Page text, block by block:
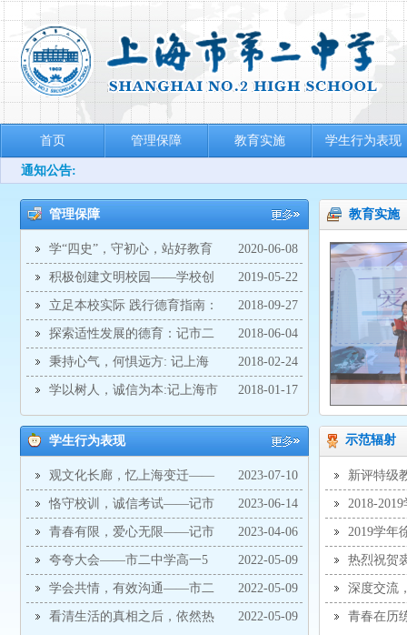
首页 管理保障 教育实施 学生行为表现
通知公告:
管理保障
2020-06-08
学“四史”，守初心，站好教育
岗位——邀请中国浦东干部学院何帆教授为全体
教工作了一场题为“从新冠疫情看百年未有之变局
——兼谈中美博弈”的讲座
2019-05-22
积极创建文明校园——学校创
建方案
2018-09-27
立足本校实际 践行德育指南：
记2018年市二中学德育工作的校本培训2018-06-04
探索适性发展的德育：记市二
中学德育管理委员会工作研讨会
2018-02-24
秉持心气，何惧远方: 记上海
市第二中学2017学年第二学期开学典礼2018-01-17
学以树人，诚信为本:记上海市
第二中学诚信教育升旗仪式
教育实施
学生行为表现
2023-07-10
观文化长廊，忆上海变迁——
记市二中学高一10班主题团日活动
2023-06-14
恪守校训，诚信考试——记市
二中学开展诚信考试教育升旗仪式
2023-04-06
青春有限，爱心无限——记市
二中学梅陇校区爱心义演
2022-05-09
夸夸大会——市二中学高一5
班亲子关系云主题班会
2022-05-09
学会共情，有效沟通——市二
中学高二6班亲子关系主题班会
2022-05-09
看清生活的真相之后，依然热
示范辐射
新评特级
2018-
2019学年
热烈祝贺
深度交流
青春在历